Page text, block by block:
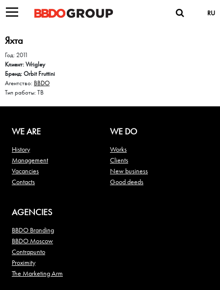
RU
Яхта
Год: 2011
Клиент: Wrigley
Бренд: Orbit Fruttini
Агентство: BBDO
Тип работы: ТВ
WE ARE
History
Management
Vacancies
Contacts
WE DO
Works
Clients
New business
Good deeds
AGENCIES
BBDO Branding
BBDO Moscow
Contrapunto
Proximity
The Marketing Arm